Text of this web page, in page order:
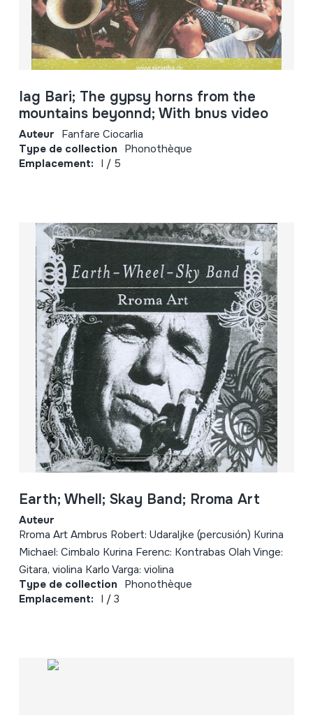
Iag Bari; The gypsy horns from the
mountains beyonnd; With bnus video
Auteur Fanfare Ciocarlia
Type de collection Phonothèque
Emplacement: I / 5
Earth; Whell; Skay Band; Rroma Art
Auteur
Rroma Art Ambrus Robert: Udaraljke (percusión) Kurina
Michael: Cimbalo Kurina Ferenc: Kontrabas Olah Vinge:
Gitara, violina Karlo Varga: violina
Type de collection Phonothèque
Emplacement: I / 3